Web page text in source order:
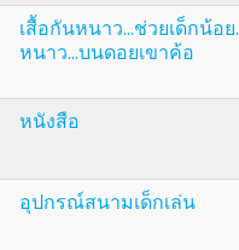
เสื้อกันหนาว...ช่วยเด็กน้อย
หนาว...บนดอยเขาค้อ
หนังสือ
อุปกรณ์สนามเด็กเล่น